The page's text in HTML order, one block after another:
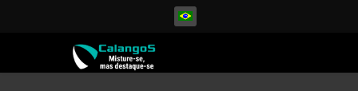
Selecione seu Idioma